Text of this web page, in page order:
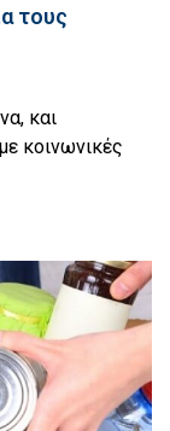
τους
και
κοινωνικές